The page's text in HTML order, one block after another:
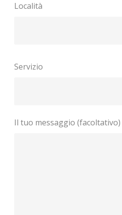
Località
Servizio
Il tuo messaggio (facoltativo)